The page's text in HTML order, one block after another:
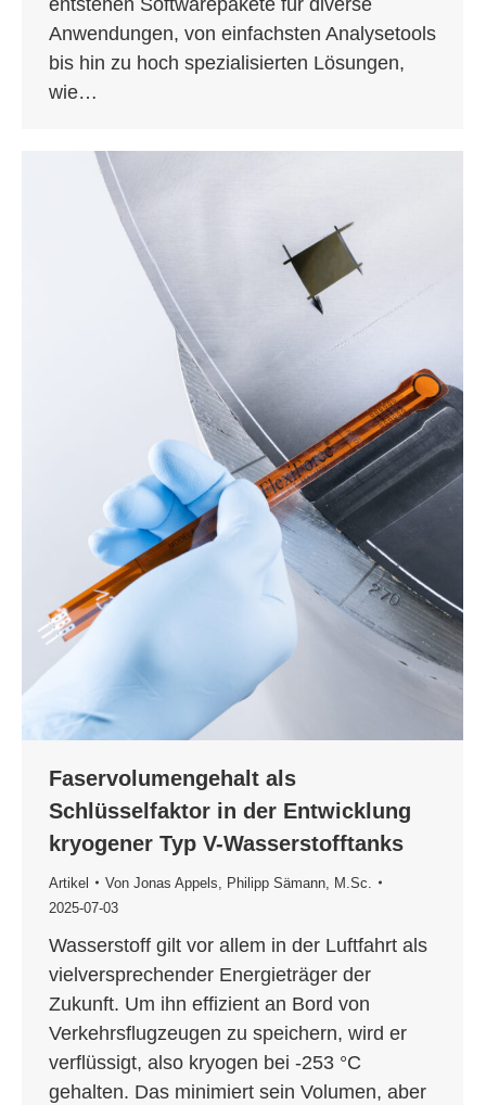
Anwendungen, von einfachsten Analysetools
bis hin zu hoch spezialisierten Lösungen,
wie…
Faservolumengehalt als
Schlüsselfaktor in der Entwicklung
kryogener Typ V-Wasserstofftanks
Artikel Von Jonas Appels
Philipp Sämann, M.Sc.
2025-07-03
Wasserstoff gilt vor allem in der Luftfahrt als
vielversprechender Energieträger der
Zukunft. Um ihn effizient an Bord von
Verkehrsflugzeugen zu speichern, wird er
verflüssigt, also kryogen bei -253 °C
gehalten. Das minimiert sein Volumen, aber